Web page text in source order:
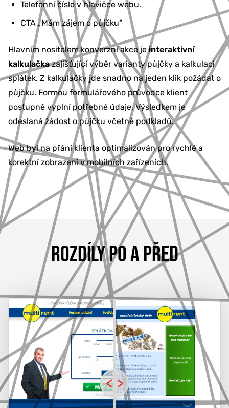
Telefonní číslo v hlavičce webu.
CTA „Mám zájem o půjčku“
Hlavním nositelem konverzní akce jeinteraktivní
kalkulačkazajišťující výběr varianty půjčky a kalkulaci
splátek. Z kalkulačky jde snadno na jeden klik požádat o
půjčku. Formou formulářového průvodce klient
postupně vyplní potřebné údaje. Výsledkem je
odeslaná žádost o půjčku včetně podkladů.
Web byl na přání klienta optimalizován pro rychlé a
korektní zobrazení v mobilních zařízeních.
ROZDÍLY PO A PŘED